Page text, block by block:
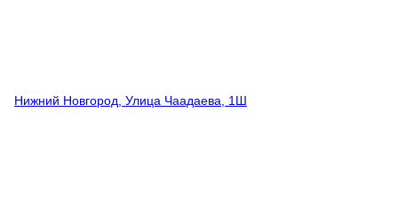
Нижний Новгород, Улица Чаадаева, 1Ш